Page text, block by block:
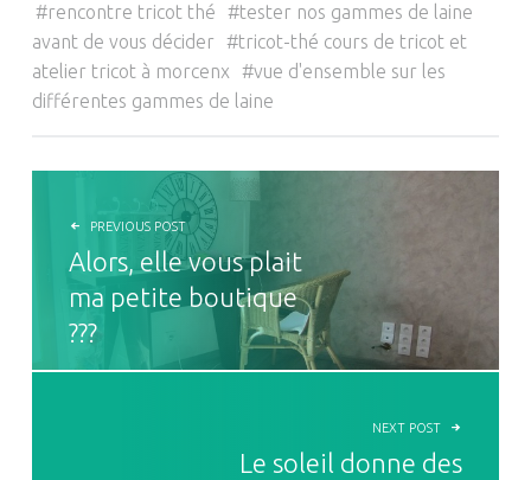
rencontre tricot thé
tester nos gammes de laine
avant de vous décider
tricot-thé cours de tricot et
atelier tricot à morcenx
vue d'ensemble sur les
différentes gammes de laine
NAVIGATION DE L’ARTICLE
PREVIOUS POST
Alors, elle vous plait
ma petite boutique
???
NEXT POST
Le soleil donne des